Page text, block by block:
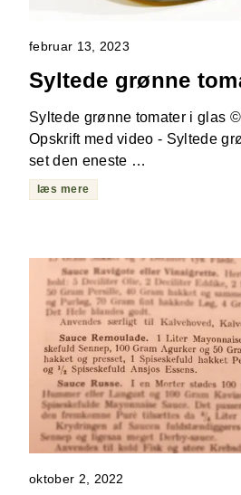
februar 13, 2023
Syltede grønne
Syltede grønne tomater i glas
Opskrift med video - Syltede
set den eneste …
læs mere
oktober 2, 2022